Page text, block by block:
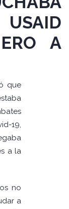
A
que
19,
a la
no
a